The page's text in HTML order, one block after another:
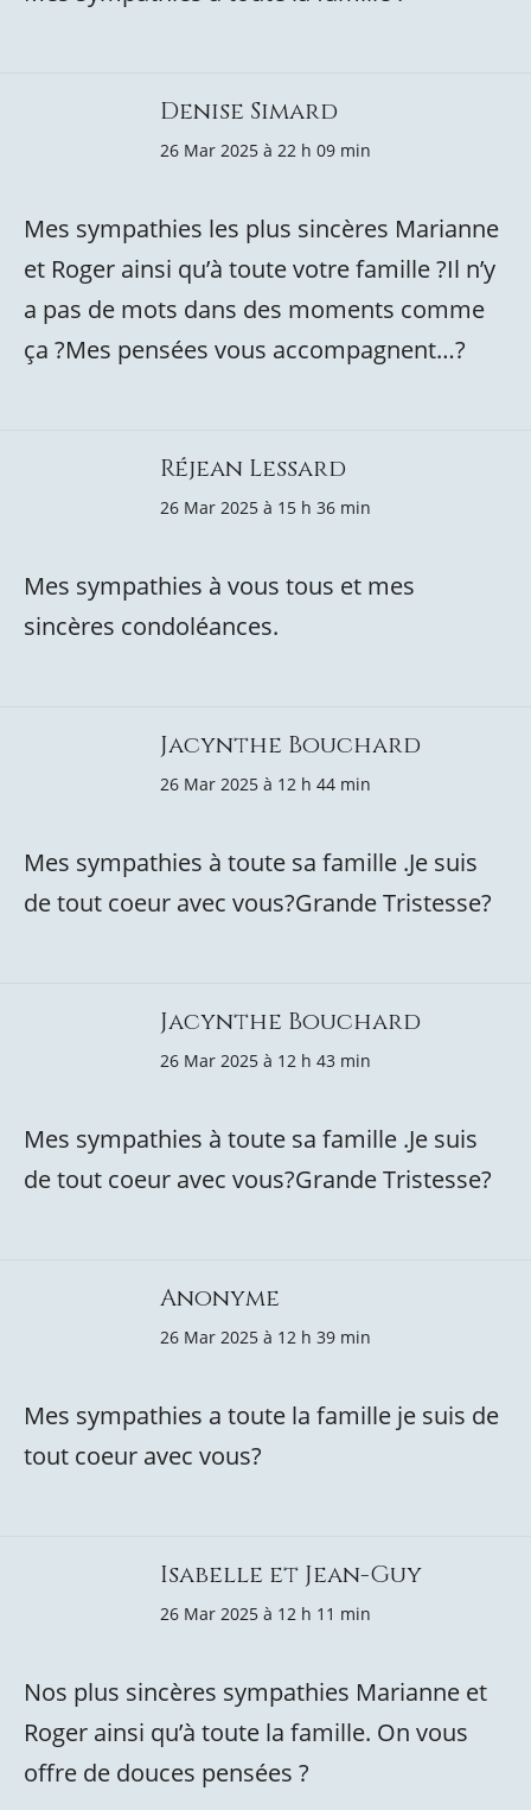
Denise Simard
26 Mar 2025 à 22 h 09 min
Mes sympathies les plus sincères Marianne
et Roger ainsi qu’à toute votre famille ?Il n’y
a pas de mots dans des moments comme
ça ?Mes pensées vous accompagnent…?
Réjean Lessard
26 Mar 2025 à 15 h 36 min
Mes sympathies à vous tous et mes
sincères condoléances.
Jacynthe Bouchard
26 Mar 2025 à 12 h 44 min
Mes sympathies à toute sa famille .Je suis
de tout coeur avec vous?Grande Tristesse?
Jacynthe Bouchard
26 Mar 2025 à 12 h 43 min
Mes sympathies à toute sa famille .Je suis
de tout coeur avec vous?Grande Tristesse?
Anonyme
26 Mar 2025 à 12 h 39 min
Mes sympathies a toute la famille je suis de
tout coeur avec vous?
Isabelle et Jean-Guy
26 Mar 2025 à 12 h 11 min
Nos plus sincères sympathies Marianne et
Roger ainsi qu’à toute la famille. On vous
offre de douces pensées ?